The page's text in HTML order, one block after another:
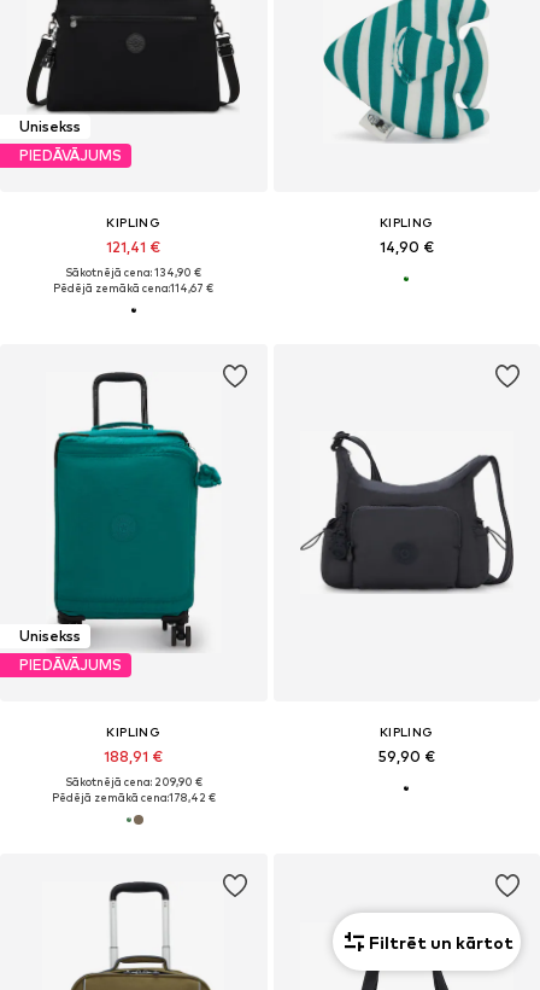
Unisekss
PIEDĀVĀJUMS
KIPLING
121,41 €
Sākotnējā cena: 134,90 €
Pēdējā zemākā cena:114,67 €
KIPLING
14,90 €
Unisekss
PIEDĀVĀJUMS
KIPLING
188,91 €
Sākotnējā cena: 209,90 €
Pēdējā zemākā cena:178,42 €
KIPLING
59,90 €
Filtrēt un kārtot